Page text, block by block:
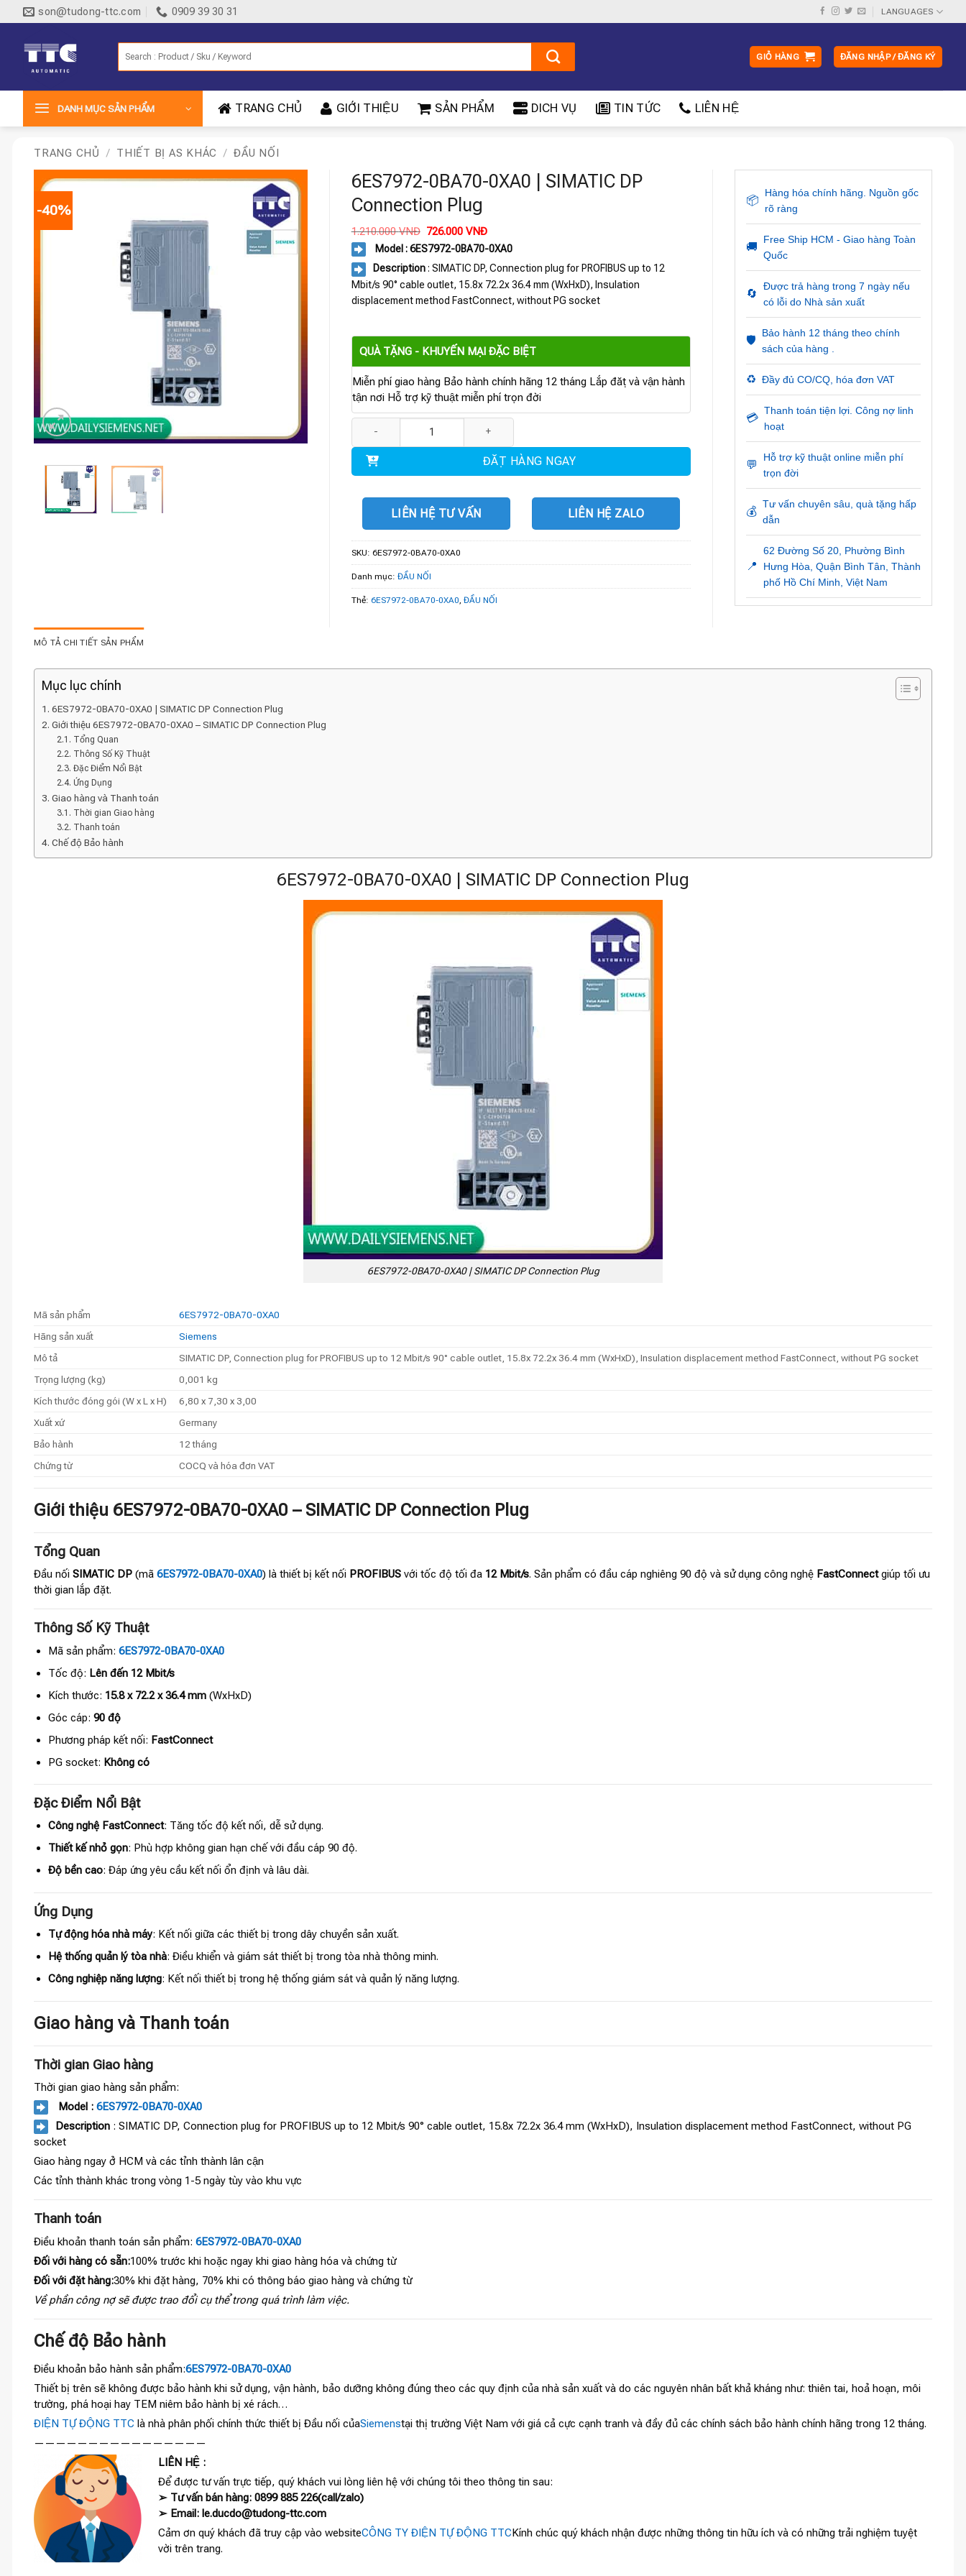
qua
son@tudong-ttc.com 0909 39 30 31 LANGUAGES
GIỎ HÀNG ĐĂNG NHẬP / ĐĂNG KÝ
DANH MỤC SẢN PHẨM TRANG CHỦ GIỚI THIỆU SẢN PHẨM DICH VỤ TIN TỨC LIÊN HỆ
TRANG CHỦ / THIẾT BỊ AS KHÁC / ĐẦU NỐI
-40%
6ES7972-0BA70-0XA0 | SIMATIC DP
Connection Plug
1.210.000VNĐ Giá
gốc
là:
1.210.000 VNĐ.
726.000VNĐGiá
hiện
tại
là:
726.000 VNĐ.
Model : 6ES7972-0BA70-0XA0
Description: SIMATIC DP, Connection plug for PROFIBUS up to 12
Mbit/s 90° cable outlet, 15.8x 72.2x 36.4 mm (WxHxD), Insulation
displacement method FastConnect, without PG socket
QUÀ TẶNG - KHUYẾN MẠI ĐẶC BIỆT
Miễn phí giao hàng Bảo hành chính hãng 12 tháng Lắp đặt và vận hành
tận nơi Hỗ trợ kỹ thuật miễn phí trọn đời
ĐẶT HÀNG NGAY
LIÊN HỆ TƯ VẤN LIÊN HỆ ZALO
SKU: 6ES7972-0BA70-0XA0
Danh mục: ĐẦU NỐI
Thẻ: 6ES7972-0BA70-0XA0 ĐẦU NỐI
📦
Hàng hóa chính hãng. Nguồn gốc
rõ ràng
🚚
Free Ship HCM - Giao hàng Toàn
Quốc
🔄
Được trả hàng trong 7 ngày nếu
có lỗi do Nhà sản xuất
🛡️
Bảo hành 12 tháng theo chính
sách của hàng .
♻️ Đầy đủ CO/CQ, hóa đơn VAT
💳
Thanh toán tiện lợi. Công nợ linh
hoạt
💬
Hỗ trợ kỹ thuật online miễn phí
trọn đời
💰
Tư vấn chuyên sâu, quà tặng hấp
dẫn
📍
62 Đường Số 20, Phường Bình
Hưng Hòa, Quận Bình Tân, Thành
phố Hồ Chí Minh, Việt Nam
MÔ TẢ CHI TIẾT SẢN PHẨM
Mục lục chính
6ES7972-0BA70-0XA0 | SIMATIC DP Connection Plug
Giới thiệu 6ES7972-0BA70-0XA0 – SIMATIC DP Connection Plug
Tổng Quan
Thông Số Kỹ Thuật
Đặc Điểm Nổi Bật
Ứng Dụng
Giao hàng và Thanh toán
Thời gian Giao hàng
Thanh toán
Chế độ Bảo hành
6ES7972-0BA70-0XA0 | SIMATIC DP Connection Plug
6ES7972-0BA70-0XA0 | SIMATIC DP Connection Plug
Mã sản phẩm
6ES7972-0BA70-0XA0
Hãng sản xuất
Siemens
Mô tả
SIMATIC DP, Connection plug for PROFIBUS up to 12 Mbit/s 90° cable outlet, 15.8x 72.2x 36.4 mm (WxHxD), Insulation displacement method FastConnect, without PG socket
Trọng lượng (kg)
0,001 kg
Kích thước đóng gói (W x L x H)
6,80 x 7,30 x 3,00
Xuất xứ
Germany
Bảo hành
12 tháng
Chứng từ
COCQ và hóa đơn VAT
Giới thiệu 6ES7972-0BA70-0XA0 – SIMATIC DP Connection Plug
Tổng Quan
Đầu nối SIMATIC DP (mã 6ES7972-0BA70-0XA0) là thiết bị kết nối PROFIBUS với tốc độ tối đa 12 Mbit/s. Sản phẩm có đầu cáp nghiêng 90 độ và sử dụng công nghệ FastConnectgiúp tối ưu
thời gian lắp đặt.
Thông Số Kỹ Thuật
Mã sản phẩm: 6ES7972-0BA70-0XA0
Tốc độ: Lên đến 12 Mbit/s
Kích thước: 15.8 x 72.2 x 36.4 mm(WxHxD)
Góc cáp: 90 độ
Phương pháp kết nối: FastConnect
PG socket: Không có
Đặc Điểm Nổi Bật
Công nghệ FastConnect: Tăng tốc độ kết nối, dễ sử dụng.
Thiết kế nhỏ gọn: Phù hợp không gian hạn chế với đầu cáp 90 độ.
Độ bền cao: Đáp ứng yêu cầu kết nối ổn định và lâu dài.
Ứng Dụng
Tự động hóa nhà máy: Kết nối giữa các thiết bị trong dây chuyền sản xuất.
Hệ thống quản lý tòa nhà: Điều khiển và giám sát thiết bị trong tòa nhà thông minh.
Công nghiệp năng lượng: Kết nối thiết bị trong hệ thống giám sát và quản lý năng lượng.
Giao hàng và Thanh toán
Thời gian Giao hàng
Thời gian giao hàng sản phẩm:
Model : 6ES7972-0BA70-0XA0
Description : SIMATIC DP, Connection plug for PROFIBUS up to 12 Mbit/s 90° cable outlet, 15.8x 72.2x 36.4 mm (WxHxD), Insulation displacement method FastConnect, without PG
socket
Giao hàng ngay ở HCM và các tỉnh thành lân cận
Các tỉnh thành khác trong vòng 1-5 ngày tùy vào khu vực
Thanh toán
Điều khoản thanh toán sản phẩm: 6ES7972-0BA70-0XA0
Đối với hàng có sẵn:100% trước khi hoặc ngay khi giao hàng hóa và chứng từ
Đối với đặt hàng:30% khi đặt hàng, 70% khi có thông báo giao hàng và chứng từ
Về phần công nợ sẽ được trao đổi cụ thể trong quá trình làm việc.
Chế độ Bảo hành
Điều khoản bảo hành sản phẩm:6ES7972-0BA70-0XA0
Thiết bị trên sẽ không được bảo hành khi sử dụng, vận hành, bảo dưỡng không đúng theo các quy định của nhà sản xuất và do các nguyên nhân bất khả kháng như: thiên tai, hoả hoạn, môi
trường, phá hoại hay TEM niêm bảo hành bị xé rách…
ĐIỆN TỰ ĐỘNG TTC là nhà phân phối chính thức thiết bị Đầu nối củaSiemenstại thị trường Việt Nam với giá cả cực cạnh tranh và đầy đủ các chính sách bảo hành chính hãng trong 12 tháng.
————————————————
LIÊN HỆ :
Để được tư vấn trực tiếp, quý khách vui lòng liên hệ với chúng tôi theo thông tin sau:
➢ Tư vấn bán hàng: 0899 885 226(call/zalo)
➢ Email: le.ducdo@tudong-ttc.com
Cảm ơn quý khách đã truy cập vào websiteCÔNG TY ĐIỆN TỰ ĐỘNG TTCKính chúc quý khách nhận được những thông tin hữu ích và có những trải nghiệm tuyệt
vời trên trang.